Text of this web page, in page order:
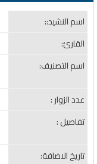
اسم النشيد::
القارئ:
اسم التصنيف:
عدد الزوار :
تفاصيل :
تاريخ الاضافة: